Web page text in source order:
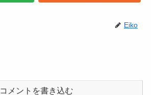
Eiko
コメントを書き込む